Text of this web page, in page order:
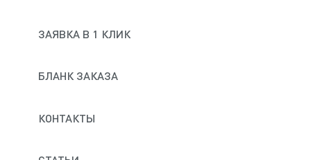
ЗАЯВКА В 1 КЛИК
БЛАНК ЗАКАЗА
КОНТАКТЫ